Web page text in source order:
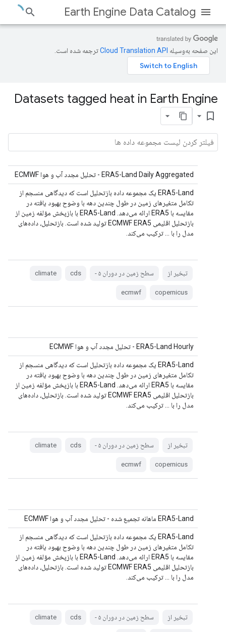
Earth Engine Data Catalog
این صفحه به‌وسیله ترجمه شده است.
Datasets tagged heat in Earth Engine
bookmark_border
ERA5-Land Daily Aggregated - تحلیل مجدد آب و هوا ECMWF
ERA5-Land یک مجموعه داده بازتحلیل است که دیدگاهی منسجم از
تکامل متغیرهای زمین در طول چندین دهه با وضوح بهبود یافته در
مقایسه با ERA5 ارائه می‌دهد. ERA5-Land با بازپخش مؤلفه زمین از
بازتحلیل اقلیمی ECMWF ERA5 تولید شده است. بازتحلیل، داده‌های
مدل را با ... ترکیب می‌کند.
تبخیر از سطح زمین در دوران ۵ - cds
climate
copernicus
ecmwf
ERA5-Land Hourly - تحلیل مجدد آب و هوا ECMWF
ERA5-Land یک مجموعه داده بازتحلیل است که دیدگاهی منسجم از
تکامل متغیرهای زمین در طول چندین دهه با وضوح بهبود یافته در
مقایسه با ERA5 ارائه می‌دهد. ERA5-Land با بازپخش مؤلفه زمین از
بازتحلیل اقلیمی ECMWF ERA5 تولید شده است. بازتحلیل، داده‌های
مدل را با ... ترکیب می‌کند.
تبخیر از سطح زمین در دوران ۵ - cds
climate
copernicus
ecmwf
ERA5-Land ماهانه تجمیع شده - تحلیل مجدد آب و هوا ECMWF
ERA5-Land یک مجموعه داده بازتحلیل است که دیدگاهی منسجم از
تکامل متغیرهای زمین در طول چندین دهه با وضوح بهبود یافته در
مقایسه با ERA5 ارائه می‌دهد. ERA5-Land با بازپخش مؤلفه زمین از
بازتحلیل اقلیمی ECMWF ERA5 تولید شده است. بازتحلیل، داده‌های
مدل را با ... ترکیب می‌کند.
تبخیر از سطح زمین در دوران ۵ - cds
climate